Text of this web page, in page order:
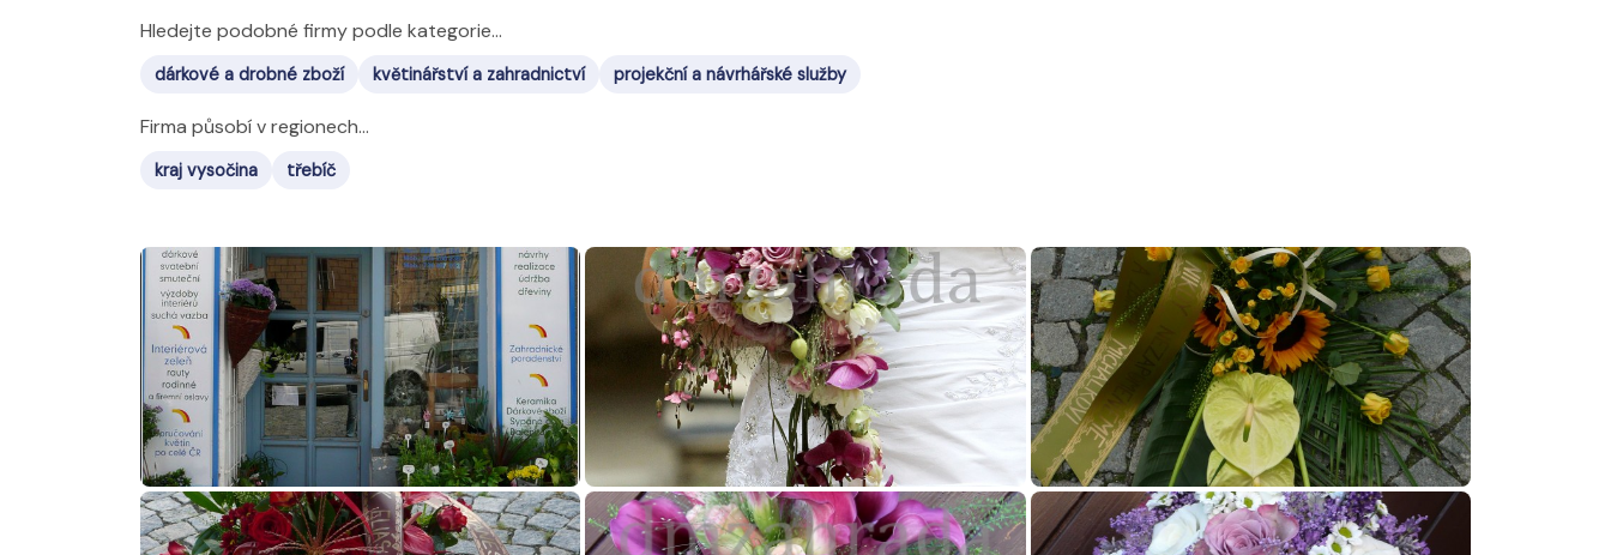
Hledejte podobné firmy podle kategorie...
dárkové a drobné zboží květinářství a zahradnictví projekční a návrhářské služby
Firma působí v regionech...
kraj vysočina třebíč